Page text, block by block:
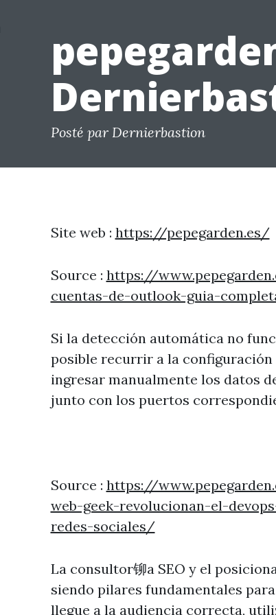
Posté par Dernierbastion
Site web : https://pepegarden.es/
Source : https://
cuentas-de-outlook-guia-
Si la detección automática no
posible recurrir a la configuración
ingresar manualmente los datos
junto con los puertos
Source : https://
web-geek-revolucionan-el-
redes-sociales/
La consultor铆a SEO y el
siendo pilares fundamentales
llegue a la audiencia correcta,